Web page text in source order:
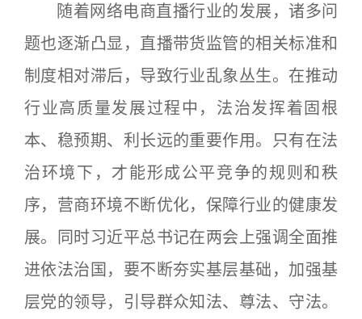
随着网络电商直播行业的发展，诸多问
题也逐渐凸显，直播带货监管的相关标准和
制度相对滞后，导致行业乱象丛生。在推动
行业高质量发展过程中，法治发挥着固根
本、稳预期、利长远的重要作用。只有在法
治环境下，才能形成公平竞争的规则和秩
序，营商环境不断优化，保障行业的健康发
展。同时习近平总书记在两会上强调全面推
进依法治国，要不断夯实基层基础，加强基
层党的领导，引导群众知法、尊法、守法。